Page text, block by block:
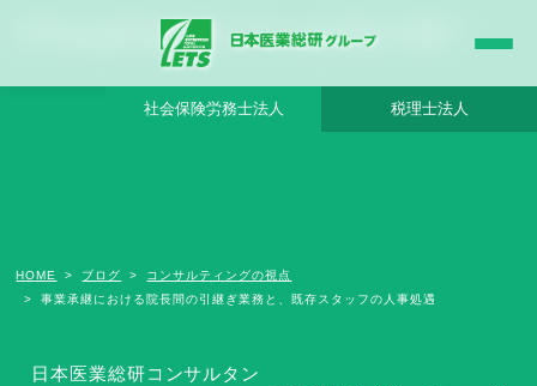
事業承継における院長間の引継ぎ業務と、既存スタッフの人事処遇 - 日本医業総研グ
ループ |日本医業総研｜医院開業・承継・クリニック経営支援・医療モール開発
社会保険労務士法人 税理士法人
日本医業総研コンサルタン
HOME ブログ
コンサルティングの視点
事業承継における院長間の引継ぎ業務と、既存スタッフの人事処遇